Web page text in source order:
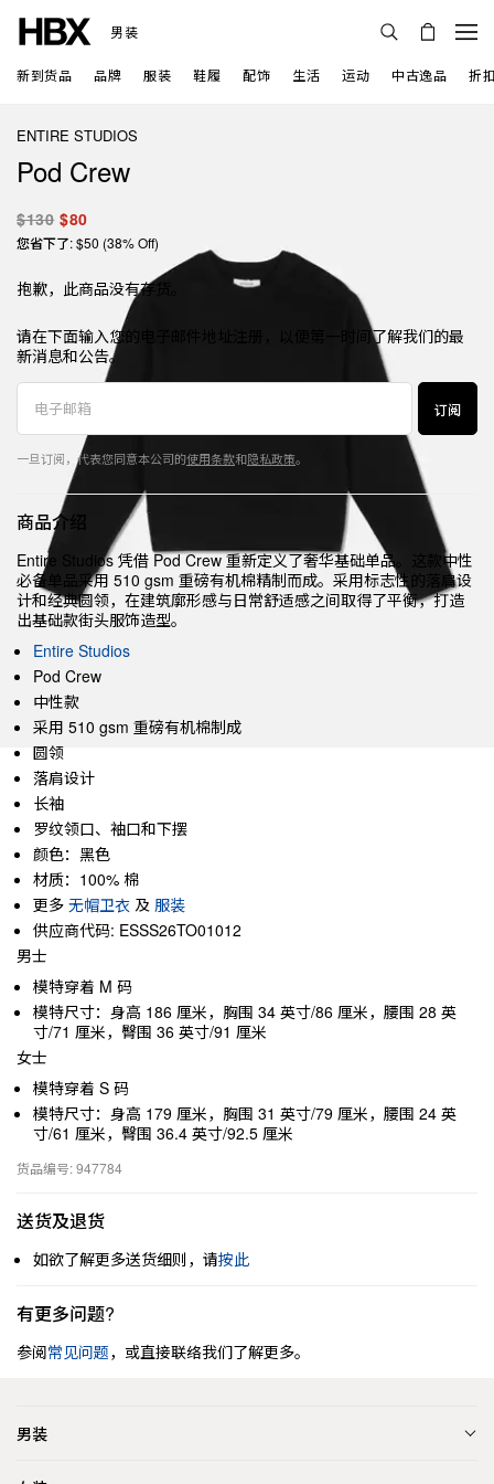
男装
新到货品 品牌 服装 鞋履 配饰 生活 运动 中古逸品 折
ENTIRE STUDIOS
Pod Crew
$130 $80
您省下了: $50 (38% Off)
抱歉，此商品没有存货。
请在下面输入您的电子邮件地址注册，以便第一时间了解我们的最
新消息和公告。
订阅
一旦订阅，代表您同意本公司的使用条款和隐私政策。
商品介绍
Entire Studios 凭借 Pod Crew 重新定义了奢华基础单品。这款中性
必备单品采用 510 gsm 重磅有机棉精制而成。采用标志性的落肩设
计和经典圆领，在建筑廓形感与日常舒适感之间取得了平衡，打造
出基础款街头服饰造型。
Entire Studios
Pod Crew
中性款
采用 510 gsm 重磅有机棉制成
圆领
落肩设计
长袖
罗纹领口、袖口和下摆
颜色：黑色
材质：100% 棉
更多 无帽卫衣 及 服装
供应商代码: ESSS26TO01012
男士
模特穿着 M 码
模特尺寸：身高 186 厘米，胸围 34 英寸/86 厘米，腰围 28 英
寸/71 厘米，臀围 36 英寸/91 厘米
女士
模特穿着 S 码
模特尺寸：身高 179 厘米，胸围 31 英寸/79 厘米，腰围 24 英
寸/61 厘米，臀围 36.4 英寸/92.5 厘米
货品编号: 947784
送货及退货
如欲了解更多送货细则，请按此
有更多问题?
参阅常见问题，或直接联络我们了解更多。
男装